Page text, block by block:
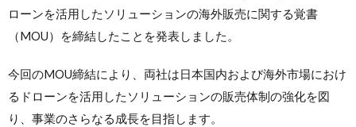
ローンを活用したソリューションの海外販売に関する覚書
（MOU）を締結したことを発表しました。
今回のMOU締結により、両社は日本国内および海外市場におけ
るドローンを活用したソリューションの販売体制の強化を図
り、事業のさらなる成長を目指します。